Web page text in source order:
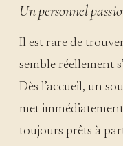
Un personnel
Il est rare de
semble réellement
Dès l’accueil, un
met immédiatement
toujours prêts à